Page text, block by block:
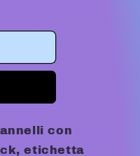
con
etichetta